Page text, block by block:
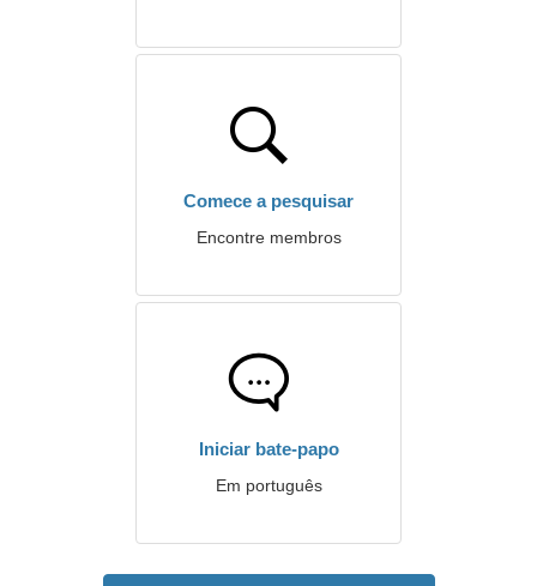
Comece a pesquisar
Encontre membros
Iniciar bate-papo
Em português